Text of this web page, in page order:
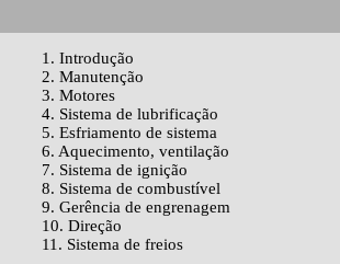
1. Introdução
2. Manutenção
3. Motores
4. Sistema de lubrificação
5. Esfriamento de sistema
6. Aquecimento, ventilação
7. Sistema de ignição
8. Sistema de combustível
9. Gerência de engrenagem
10. Direção
11. Sistema de freios